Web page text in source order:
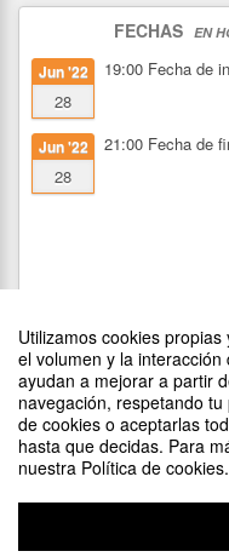
Utilizamos cookies
el volumen y la
ayudan a mejorar a partir
navegación, respetando
de cookies o aceptarlas
hasta que decidas. Para
nuestra Política de cookies.
FECHAS EN
Jun '22
28
19:00 Fecha de
Jun '22
28
21:00 Fecha de
DIFUNDE TU EVENTO
EN TU SITIO